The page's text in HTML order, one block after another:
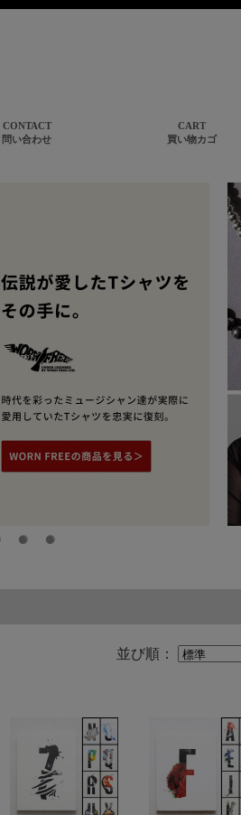
並び順：